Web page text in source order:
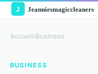
Accueil›Business
BUSINESS